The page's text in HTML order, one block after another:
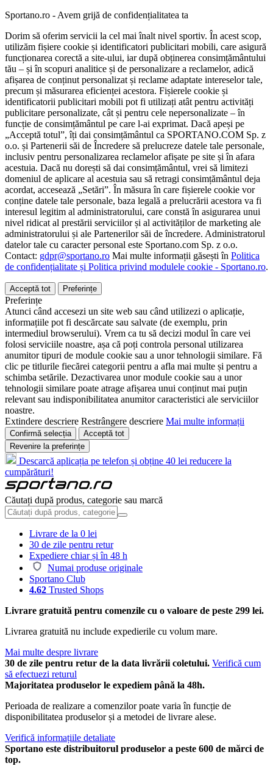
Sportano.ro - Avem grijă de confidențialitatea ta
Dorim să oferim servicii la cel mai înalt nivel sportiv. În acest scop,
utilizăm fișiere cookie și identificatori publicitari mobili, care asigură
funcționarea corectă a site-ului, iar după obținerea consimțământului
tău – și în scopuri analitice și de personalizare a reclamelor, adică
afișarea de conținut personalizat și reclame adaptate intereselor tale,
precum și măsurarea eficienței acestora. Fișierele cookie și
identificatorii publicitari mobili pot fi utilizați atât pentru activități
publicitare personalizate, cât și pentru cele nepersonalizate – în
funcție de consimțământul pe care l-ai exprimat. Dacă apeși pe
„Acceptă totul”, îți dai consimțământul ca SPORTANO.COM Sp. z
o.o. și Partenerii săi de Încredere să prelucreze datele tale personale,
inclusiv pentru personalizarea reclamelor afișate pe site și în afara
acestuia. Dacă nu dorești să dai consimțământul, vrei să limitezi
domeniul de aplicare al acestuia sau să retragi consimțământul deja
acordat, accesează „Setări”. În măsura în care fișierele cookie vor
conține datele tale personale, baza legală a prelucrării acestora va fi
interesul legitim al administratorului, care constă în asigurarea unui
nivel ridicat al prestării serviciilor și al activităților de marketing ale
administratorului și ale Partenerilor săi de încredere. Administratorul
datelor tale cu caracter personal este Sportano.com Sp. z o.o.
Contact: gdpr@sportano.ro Mai multe informații găsești în Politica
de confidențialitate și Politica privind modulele cookie - Sportano.ro.
Acceptă tot Preferințe
Preferințe
Atunci când accesezi un site web sau când utilizezi o aplicație,
informațiile pot fi descărcate sau salvate (de exemplu, prin
intermediul browserului). Vrem ca tu să decizi modul în care vei
folosi serviciile noastre, așa că poți controla personal utilizarea
anumitor tipuri de module cookie sau a unor tehnologii similare. Fă
clic pe titlurile fiecărei categorii pentru a afla mai multe și pentru a
schimba setările. Dezactivarea unor module cookie sau a unor
tehnologii similare poate atrage afișarea unui conținut mai puțin
relevant sau indisponibilitatea anumitor caracteristici ale serviciilor
noastre.
Extindere descriere Restrângere descriere Mai multe informații
Confirmă selecția
Acceptă tot
Revenire la preferințe
Descarcă aplicația pe telefon și obține 40 lei reducere la
cumpărături!
Căutați după produs, categorie sau marcă
Livrare de la 0 lei
30 de zile pentru retur
Expediere chiar și în 48 h
Numai produse originale
Sportano Club
4.62 Trusted Shops
Livrare gratuită pentru comenzile cu o valoare de peste 299 lei.
Livrarea gratuită nu include expedierile cu volum mare.
Mai multe despre livrare
30 de zile pentru retur de la data livrării coletului. Verifică cum
să efectuezi returul
Majoritatea produselor le expediem până la 48h.
Perioada de realizare a comenzilor poate varia în funcție de
disponibilitatea produselor și a metodei de livrare alese.
Verifică informațiile detaliate
Sportano este distribuitorul produselor a peste 600 de mărci de
top.